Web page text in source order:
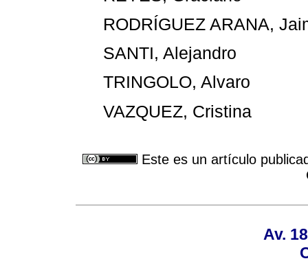
RODRÍGUEZ ARANA,
SANTI, Alejandro
TRINGOLO, Alvaro
VAZQUEZ, Cristina
Este es un artículo
Av.